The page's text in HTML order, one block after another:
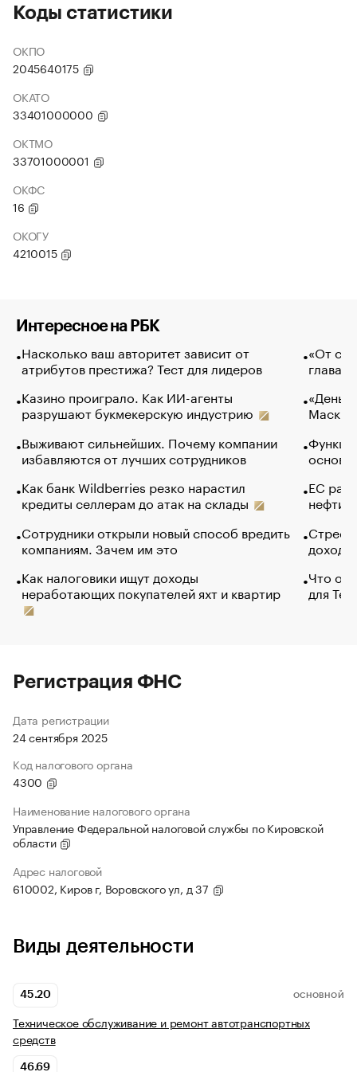
Коды статистики
ОКПО
2045640175
ОКАТО
33401000000
ОКТМО
33701000001
ОКФС
16
ОКОГУ
4210015
Интересное на РБК
Насколько ваш авторитет зависит от
атрибутов престижа? Тест для лидеров
Казино проиграло. Как ИИ-агенты
разрушают букмекерскую индустрию
Выживают сильнейших. Почему компании
избавляются от лучших сотрудников
Как банк Wildberries резко нарастил
кредиты селлерам до атак на склады
Сотрудники открыли новый способ вредить
компаниям. Зачем им это
Как налоговики ищут доходы
неработающих покупателей яхт и квартир
«От
глава
Маск в
основ
ЕС
нефти
Что
для
Регистрация ФНС
Дата регистрации
24 сентября 2025
Код налогового органа
4300
Наименование налогового органа
Управление Федеральной налоговой службы по Кировской
области
Адрес налоговой
610002, Киров г, Воровского ул, д 37
Виды деятельности
45.20 ОСНОВНОЙ
Техническое обслуживание и ремонт автотранспортных
средств
46.69